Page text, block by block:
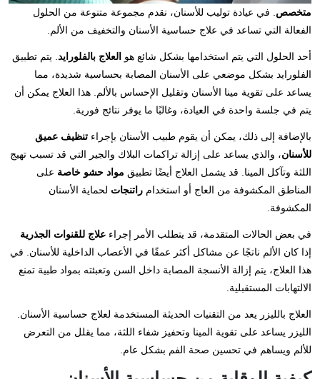
متخصص. في عيادة توليب للأسنان، نقدم مجموعة متنوعة من الحلول
الفعالة التي تساعد في علاج حساسية الأسنان والتخفيف من الألم.
أحد الحلول التي يتم استخدامها بشكل شائع هو العلاج بالفلورايد. يتم تطبيق
الفلورايد بشكل موضعي على الأسنان المصابة بحساسية شديدة، مما
يساعد على تقوية مينا الأسنان وتقليل الإحساس بالألم. هذا العلاج يمكن أن
يتم في جلسة واحدة في العيادة، وغالبًا ما يوفر نتائج فورية.
بالإضافة إلى ذلك، يمكن أن يقوم طبيب الأسنان بإجراء تنظيف عميق
للأسنان، والذي يساعد على إزالة تراكمات البلاك والجير التي قد تسبب تهيج
اللثة وتآكل المينا. قد يشمل العلاج أيضًا تطبيق مواد حشو خاصة على
المناطق المكشوفة من العاج أو استخدام راتنجات لحماية الأسنان
المكشوفة.
في بعض الحالات المتقدمة، قد يتطلب الأمر إجراء علاج للقنوات الجذرية
إذا كان الألم ناتجًا عن مشاكل أكثر عمقًا في الأعصاب الداخلية للأسنان. في
هذا العلاج، يتم إزالة الأنسجة المصابة داخل السن وتعبئته بمواد طبية تمنع
الالتهابات المستقبلية.
العلاج بالليزر يعد من التقنيات الحديثة المستخدمة لعلاج حساسية الأسنان.
الليزر يساعد على تقوية المينا وتحفيز شفاء اللثة، مما يقلل من التعرض
للألم ويساهم في تحسين صحة الفم بشكل عام.